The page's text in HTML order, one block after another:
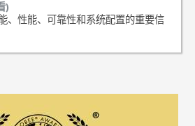
)
、性能、可靠性和系统配置的重要信